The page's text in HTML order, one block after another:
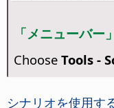
「メニューバー
Choose Tools -
シナリオを使用す